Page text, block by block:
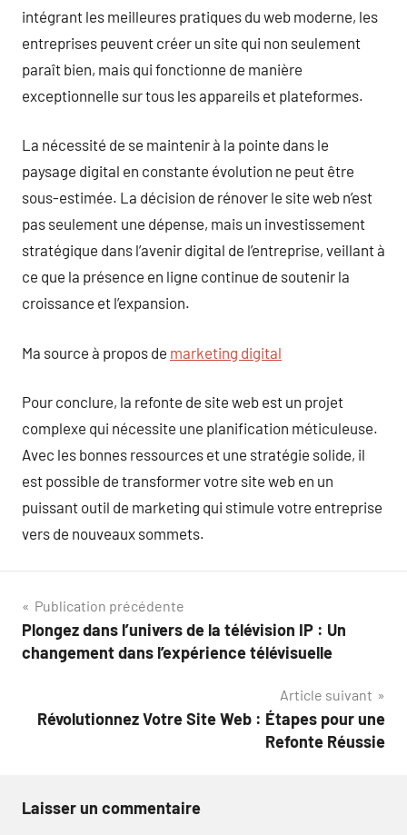
intégrant les meilleures pratiques du web moderne, les
entreprises peuvent créer un site qui non seulement
paraît bien, mais qui fonctionne de manière
exceptionnelle sur tous les appareils et plateformes.
La nécessité de se maintenir à la pointe dans le
paysage digital en constante évolution ne peut être
sous-estimée. La décision de rénover le site web n’est
pas seulement une dépense, mais un investissement
stratégique dans l’avenir digital de l’entreprise, veillant à
ce que la présence en ligne continue de soutenir la
croissance et l’expansion.
Ma source à propos de marketing digital
Pour conclure, la refonte de site web est un projet
complexe qui nécessite une planification méticuleuse.
Avec les bonnes ressources et une stratégie solide, il
est possible de transformer votre site web en un
puissant outil de marketing qui stimule votre entreprise
vers de nouveaux sommets.
Navigation
de
Publication précédente
Plongez dans l’univers de la télévision IP : Un
changement dans l’expérience télévisuelle
Article suivant
Révolutionnez Votre Site Web : Étapes pour une
Refonte Réussie
Laisser un commentaire